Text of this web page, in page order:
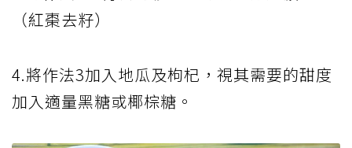
（紅棗去籽）
4.將作法3加入地瓜及枸杞，視其需要的甜度
加入適量黑糖或椰棕糖。